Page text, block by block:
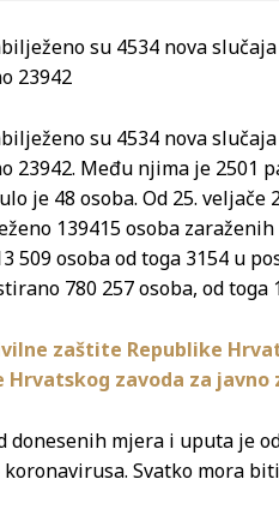
su 4534 nova
23942
su 4534 nova
23942. Među njima je
je 48 osoba. Od 25.
139415 osoba
509 osoba od toga 3154 u
780 257 osoba, od toga
zaštite Republike
Hrvatskog zavoda za javno
donesenih mjera i uputa je
Svatko mora